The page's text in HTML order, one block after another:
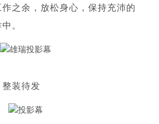
之余，放松身心，保持充沛的
。
装待发